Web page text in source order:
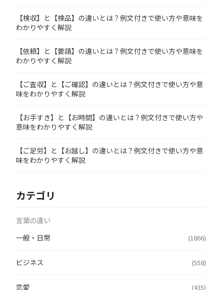
【検収】と【検品】の違いとは？例文付きで使い方や意味を
わかりやすく解説
【依頼】と【要請】の違いとは？例文付きで使い方や意味を
わかりやすく解説
【ご査収】と【ご確認】の違いとは？例文付きで使い方や意
味をわかりやすく解説
【お手すき】と【お時間】の違いとは？例文付きで使い方や
意味をわかりやすく解説
【ご足労】と【お越し】の違いとは？例文付きで使い方や意
味をわかりやすく解説
カテゴリ
言葉の違い
一般・日常
(1866)
ビジネス (558)
恋愛 (435)